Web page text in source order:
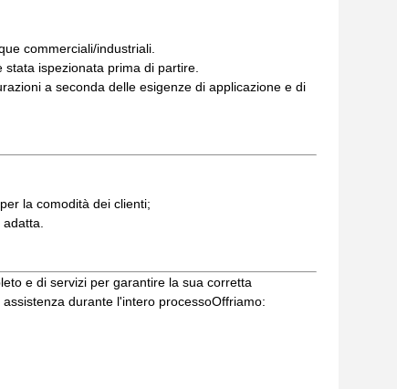
commerciali/industriali.
ispezionata prima di partire.
a seconda delle esigenze di applicazione e di
la comodità dei clienti;
e di servizi per garantire la sua corretta
durante l'intero processoOffriamo: